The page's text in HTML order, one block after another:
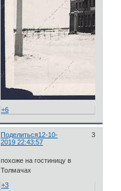
+6
Поделиться 3
12-10-
2019 22:43:57
похоже на гостиницу в
Толмачах
+3